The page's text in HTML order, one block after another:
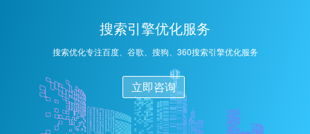
导航栏、内部链接等，提高搜索引擎爬虫抓取效率。4，
外部链接建设：通过合作、推广等方式获取外部链接，
量，根据数据调整优化策略。
搜索引擎优化服务
搜索优化专注百度、谷歌、搜狗、360搜索引擎优化服务
立即咨询